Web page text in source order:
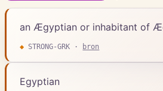
an Ægyptian or inhabitant of
◆ STRONG-GRK · bron
Egyptian